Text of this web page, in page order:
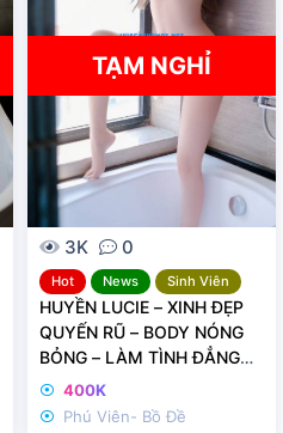
a
TẠM NGHỈ
3K 0
Hot News Sinh Viên
HUYỀN LUCIE – XINH ĐẸP
QUYẾN RŨ – BODY NÓNG
BỎNG – LÀM TÌNH ĐẲNG
CẤP400K
Phú Viên- Bồ Đề